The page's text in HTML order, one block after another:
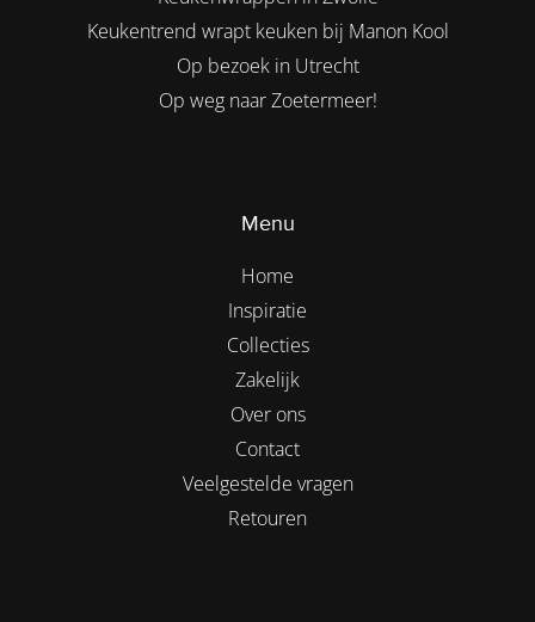
Keukentrend wrapt keuken bij Manon Kool
Op bezoek in Utrecht
Op weg naar Zoetermeer!
Menu
Home
Inspiratie
Collecties
Zakelijk
Over ons
Contact
Veelgestelde vragen
Retouren